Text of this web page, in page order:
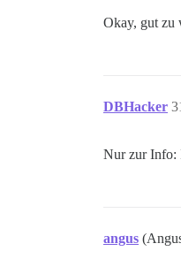
Okay, gut zu
DBHacker
Nur zur Info:
angus